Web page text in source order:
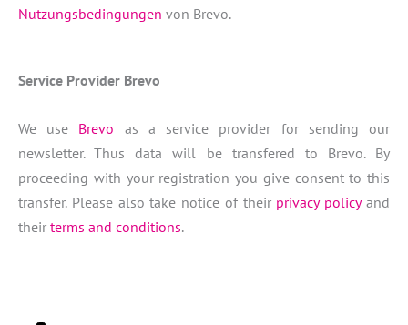
Nutzungsbedingungen von Brevo.
Service Provider Brevo
We use Brevo as a service provider for sending our
newsletter. Thus data will be transfered to Brevo. By
proceeding with your registration you give consent to this
transfer. Please also take notice of their privacy policyand
theirterms and conditions.